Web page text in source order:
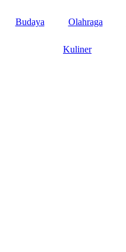
Budaya Olahraga
Kuliner